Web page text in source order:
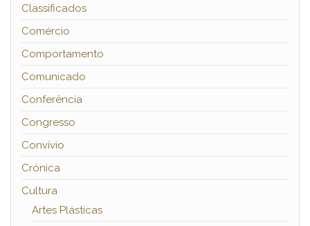
Classificados
Comércio
Comportamento
Comunicado
Conferência
Congresso
Convívio
Crónica
Cultura
Artes Plásticas